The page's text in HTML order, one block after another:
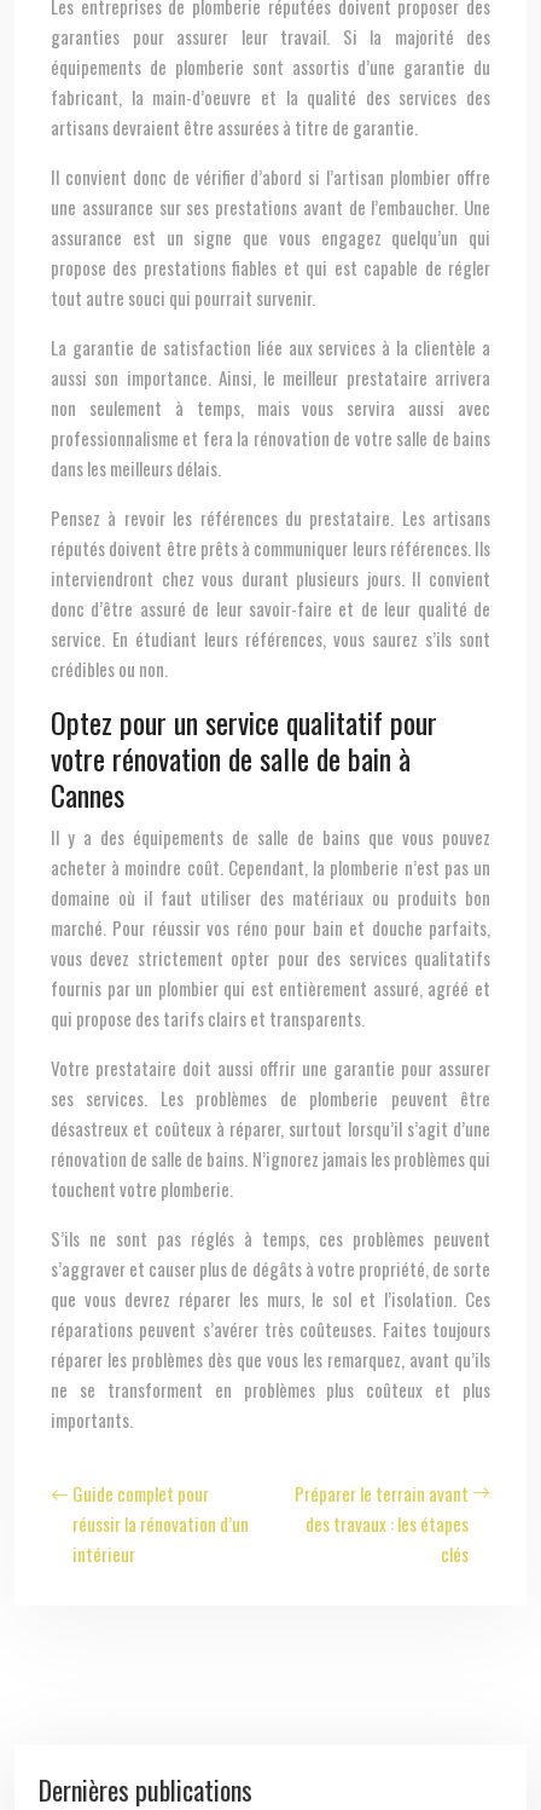
Les entreprises de plomberie réputées doivent proposer des
garanties pour assurer leur travail. Si la majorité des
équipements de plomberie sont assortis d’une garantie du
fabricant, la main-d’oeuvre et la qualité des services des
artisans devraient être assurées à titre de garantie.
Il convient donc de vérifier d’abord si l’artisan plombier offre
une assurance sur ses prestations avant de l’embaucher. Une
assurance est un signe que vous engagez quelqu’un qui
propose des prestations fiables et qui est capable de régler
tout autre souci qui pourrait survenir.
La garantie de satisfaction liée aux services à la clientèle a
aussi son importance. Ainsi, le meilleur prestataire arrivera
non seulement à temps, mais vous servira aussi avec
professionnalisme et fera la rénovation de votre salle de bains
dans les meilleurs délais.
Pensez à revoir les références du prestataire. Les artisans
réputés doivent être prêts à communiquer leurs références. Ils
interviendront chez vous durant plusieurs jours. Il convient
donc d’être assuré de leur savoir-faire et de leur qualité de
service. En étudiant leurs références, vous saurez s’ils sont
crédibles ou non.
Optez pour un service qualitatif pour
votre rénovation de salle de bain à
Cannes
Il y a des équipements de salle de bains que vous pouvez
acheter à moindre coût. Cependant, la plomberie n’est pas un
domaine où il faut utiliser des matériaux ou produits bon
marché. Pour réussir vos réno pour bain et douche parfaits,
vous devez strictement opter pour des services qualitatifs
fournis par un plombier qui est entièrement assuré, agréé et
qui propose des tarifs clairs et transparents.
Votre prestataire doit aussi offrir une garantie pour assurer
ses services. Les problèmes de plomberie peuvent être
désastreux et coûteux à réparer, surtout lorsqu’il s’agit d’une
rénovation de salle de bains. N’ignorez jamais les problèmes qui
touchent votre plomberie.
S’ils ne sont pas réglés à temps, ces problèmes peuvent
s’aggraver et causer plus de dégâts à votre propriété, de sorte
que vous devrez réparer les murs, le sol et l’isolation. Ces
réparations peuvent s’avérer très coûteuses. Faites toujours
réparer les problèmes dès que vous les remarquez, avant qu’ils
ne se transforment en problèmes plus coûteux et plus
importants.
Guide complet pour
réussir la rénovation d’un
intérieur
Préparer le terrain avant
des travaux : les étapes
clés
Dernières publications